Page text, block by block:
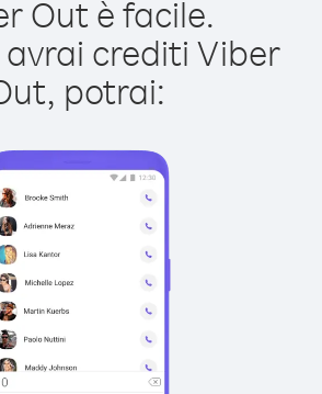
Out è facile.
crediti Viber
potrai: